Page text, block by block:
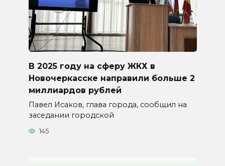
В 2025 году на сферу ЖКХ в
Новочеркасске направили больше 2
миллиардов рублей
Павел Исаков, глава города, сообщил на
заседании городской
145